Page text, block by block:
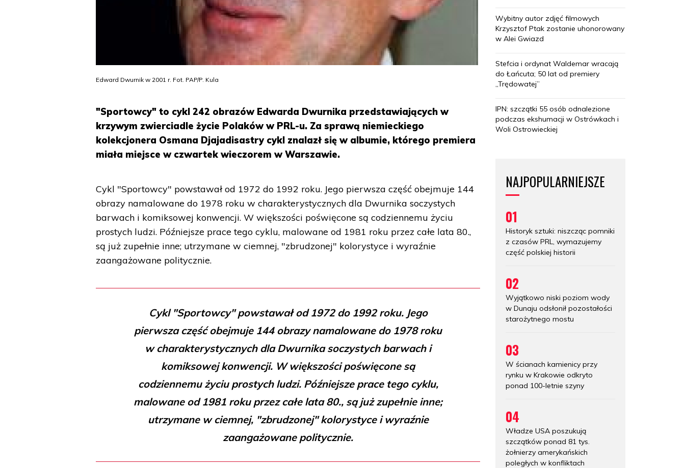
Edward Dwurnik w 2001 r. Fot. PAP/P. Kula
"Sportowcy" to cykl 242 obrazów Edwarda Dwurnika przedstawiających w
krzywym zwierciadle życie Polaków w PRL-u. Za sprawą niemieckiego
kolekcjonera Osmana Djajadisastry cykl znalazł się w albumie, którego premiera
miała miejsce w czwartek wieczorem w Warszawie.
Cykl "Sportowcy" powstawał od 1972 do 1992 roku. Jego pierwsza część obejmuje 144
obrazy namalowane do 1978 roku w charakterystycznych dla Dwurnika soczystych
barwach i komiksowej konwencji. W większości poświęcone są codziennemu życiu
prostych ludzi. Późniejsze prace tego cyklu, malowane od 1981 roku przez całe lata 80.,
są już zupełnie inne; utrzymane w ciemnej, "zbrudzonej" kolorystyce i wyraźnie
zaangażowane politycznie.
Cykl "Sportowcy" powstawał od 1972 do 1992 roku. Jego
pierwsza część obejmuje 144 obrazy namalowane do 1978 roku
w charakterystycznych dla Dwurnika soczystych barwach i
komiksowej konwencji. W większości poświęcone są
codziennemu życiu prostych ludzi. Późniejsze prace tego cyklu,
malowane od 1981 roku przez całe lata 80., są już zupełnie inne;
utrzymane w ciemnej, "zbrudzonej" kolorystyce i wyraźnie
zaangażowane politycznie.
Wybitny autor zdjęć filmowych
Krzysztof Ptak zostanie uhonorowany
w Alei Gwiazd
Stefcia i ordynat Waldemar wracają
do Łańcuta; 50 lat od premiery
„Trędowatej”
IPN: szczątki 55 osób odnalezione
podczas ekshumacji w Ostrówkach i
Woli Ostrowieckiej
NAJPOPULARNIEJSZE
01
Historyk sztuki: niszcząc pomniki
z czasów PRL, wymazujemy
część polskiej historii
02
Wyjątkowo niski poziom wody
w Dunaju odsłonił pozostałości
starożytnego mostu
03
W ścianach kamienicy przy
rynku w Krakowie odkryto
ponad 100-letnie szyny
04
Władze USA poszukują
szczątków ponad 81 tys.
żołnierzy amerykańskich
poległych w konfliktach